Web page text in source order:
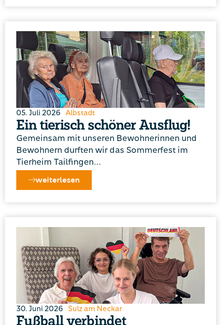
05. Juli 2026 Albstadt
Ein tierisch schöner Ausflug!
Gemeinsam mit unseren Bewohnerinnen und
Bewohnern durften wir das Sommerfest im
Tierheim Tailfingen…
weiterlesen
30. Juni 2026 Sulz am Neckar
Fußball verbindet